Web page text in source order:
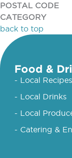
POSTAL CODE
CATEGORY
back to top
Food &
- Local Recipes
- Local Drinks
- Local
- Catering &